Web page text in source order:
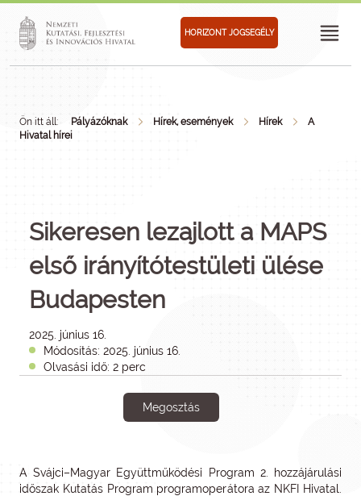
HORIZONT JOGSEGÉLY
Ön itt áll: Pályázóknak Hírek, események Hírek
A
Hivatal hírei
Sikeresen lezajlott a MAPS
első irányítótestületi ülése
Budapesten
2025. június 16.
Módosítás: 2025. június 16.
Olvasási idő: 2 perc
Megosztás
A Svájci–Magyar Együttműködési Program 2. hozzájárulási
időszak Kutatás Program programoperátora az NKFI Hivatal.